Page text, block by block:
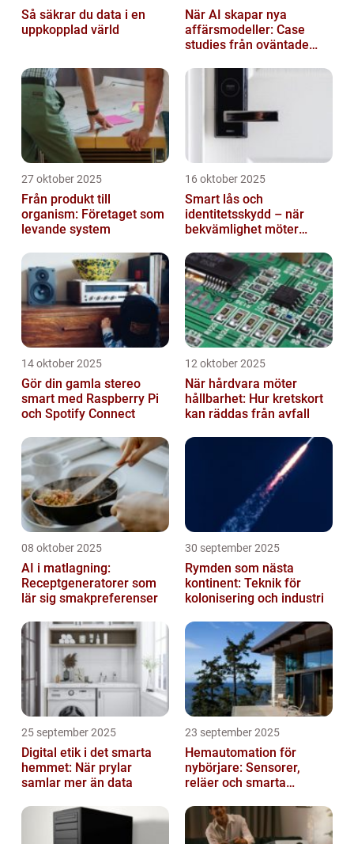
Så säkrar du data i en
uppkopplad värld
När AI skapar nya
affärsmodeller: Case
studies från oväntade
27 oktober 2025
Från produkt till
organism: Företaget som
levande system
16 oktober 2025
Smart lås och
identitetsskydd – när
bekvämlighet möter
14 oktober 2025
Gör din gamla stereo
smart med Raspberry Pi
och Spotify Connect
12 oktober 2025
När hårdvara möter
hållbarhet: Hur kretskort
kan räddas från avfall
08 oktober 2025
AI i matlagning:
Receptgeneratorer som
lär sig smakpreferenser
30 september 2025
Rymden som nästa
kontinent: Teknik för
kolonisering och industri
25 september 2025
Digital etik i det smarta
hemmet: När prylar
samlar mer än data
23 september 2025
Hemautomation för
nybörjare: Sensorer,
reläer och smarta